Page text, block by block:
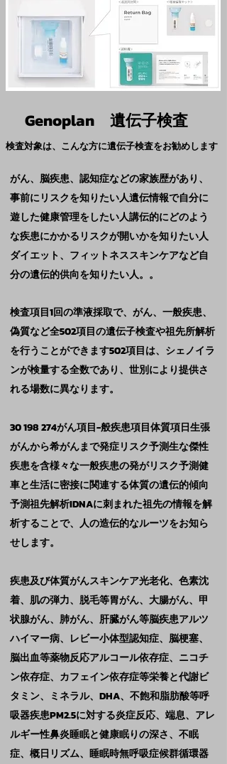
Genoplan 遺伝子検査
検査対象は、こんな方に遺伝子検査をお勧めします
がん、脳疾患、認知症などの家族歴があり、
事前にリスクを知りたい人遺伝情報で自分に
遊した健康管理をしたい人講伝的にどのよう
な疾患にかかるリスクが開いかを知りたい人
ダイエット、フィットネススキンケアなど自
分の遺伝的供向を知りたい人。。
検査項目1回の準液採取で、がん、一般疾患、
偽質など全502項目の遺伝子検査や祖先所解析
を行うことができます502項目は、シェノイラ
ンが検量する全数であり、世別により提供さ
れる場数に異なります。
30 198 274がん項目-般疾患項目体質項日生張
がんから希がんまで発症リスク予測生な傑性
疾患を含様々な一般疾患の発がリスク予測健
車と生活に密接に関連する体質の遺伝的傾向
予測祖先解析IDNAに刺まれた祖先の情報を解
析することで、人の造伝的なルーツをお知ら
せします。
疾患及び体質がんスキンケア光老化、色素沈
着、肌の弾力、脱毛等胃がん、大腸がん、甲
状腺がん、肺がん、肝臓がん等脳疾患アルツ
ハイマー病、レビー小体型認知症、脳梗塞、
脳出血等薬物反応アルコール依存症、ニコチ
ン依存症、カフェイン依存症等栄養と代謝ビ
タミン、ミネラル、DHA、不飽和脂肪酸等呼
吸器疾患PM2.5に対する炎症反応、端息、アレ
ルギー性鼻炎睡眠と健康眠りの深さ、不眠
症、概日リズム、睡眠時無呼吸症候群循環器